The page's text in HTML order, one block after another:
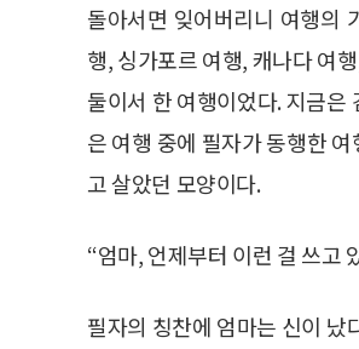
돌아서면 잊어버리니 여행의
행, 싱가포르 여행, 캐나다 여
둘이서 한 여행이었다. 지금은
은 여행 중에 필자가 동행한
고 살았던 모양이다.
“엄마, 언제부터 이런 걸 쓰고
필자의 칭찬에 엄마는 신이 났